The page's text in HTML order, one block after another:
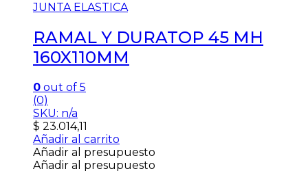
JUNTA ELASTICA
RAMAL Y DURATOP 45 MH
160X110MM
0 out of 5
(0)
SKU: n/a
$ 23.014,11
Añadir al carrito
Añadir al presupuesto
Añadir al presupuesto